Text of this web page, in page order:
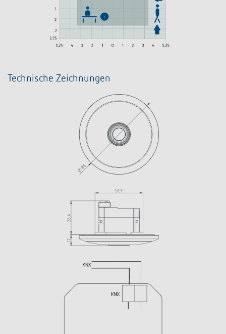
Technische Zeichnungen